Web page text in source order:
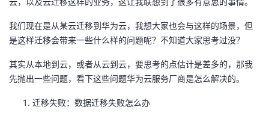
我们现在是从某云迁移到华为云，我想大家也会与这样的场景，但
是这样迁移会带来一些什么样的问题呢？不知道大家思考过没？
其实从本地到云，或者从云到云，要思考的点估计是差多的，那我
先抛出一些问题，看下这些问题华为云服务厂商是怎么解决的。
迁移失败：数据迁移失败怎么办